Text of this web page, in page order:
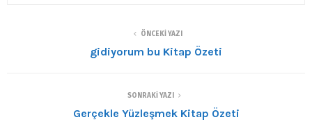
ÖNCEKI YAZI
gidiyorum bu Kitap Özeti
SONRAKI YAZI
Gerçekle Yüzleşmek Kitap Özeti